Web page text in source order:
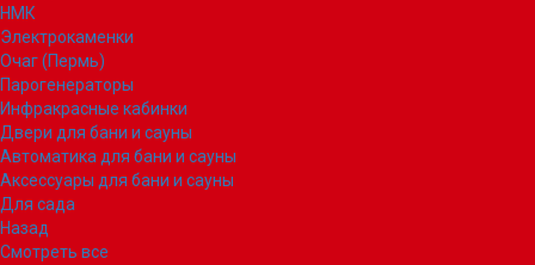
НМК
Электрокаменки
Очаг (Пермь)
Парогенераторы
Инфракрасные кабинки
Двери для бани и сауны
Автоматика для бани и сауны
Аксессуары для бани и сауны
Для сада
Назад
Смотреть все